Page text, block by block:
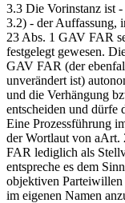
3.3 Die Vorinstanz ist
3.2) - der Auffassung,
23 Abs. 1 GAV FAR
festgelegt gewesen.
GAV FAR (der
unverändert ist)
und die Verhängung
entscheiden und dürfe
Eine Prozessführung
der Wortlaut von aArt.
FAR lediglich als
entspreche es dem
objektiven Parteiwillen
im eigenen Namen